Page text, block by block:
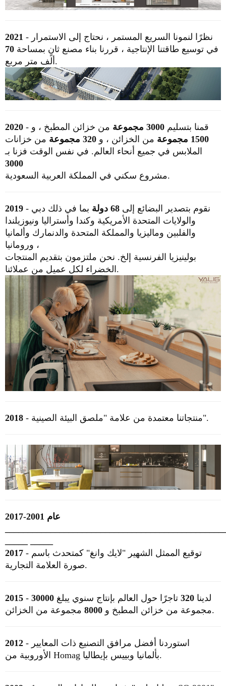
2021 - نظرًا لنمونا السريع المستمر ، نحتاج إلى الاستمرار
في توسيع طاقتنا الإنتاجية ، قررنا بناء مصنع ثانٍ بمساحة 70
ألف متر مربع.
2020 - قمنا بتسليم 3000 مجموعة
من خزائن المطبخ ، و
1500 مجموعة
من الخزائن ، و 320 مجموعة
من خزانات
الملابس في جميع أنحاء العالم. في نفس الوقت فزنا بـ
3000
مشروع سكنيفي المملكة العربية السعودية.
2019 - نقوم بتصدير البضائع إلى 68 دولة
بما في ذلك دبي
والولايات المتحدة الأمريكية وكندا وأستراليا ونيوزيلندا
والفلبين وماليزيا والمملكة المتحدة والدنمارك وألمانيا
ورومانيا ،
بولينيزيا الفرنسية إلخ. نحن ملتزمون بتقديم المنتجات
الخضراء لكل عميل من عملائنا.
2018 - منتجاتنا معتمدة من علامة "ملصق البيئة الصينية".
عام 2001-2017
2017
- توقيع الممثل الشهير "لايك وانغ" كمتحدث باسم
صورة العلامة التجارية.
2015 - لدينا 320 تاجرًا حول العالم بإنتاج سنوي يبلغ 30000
مجموعة من خزائن المطبخ و 8000 مجموعة من الخزائن.
2012 - استوردنا أفضل مرافق التصنيع ذات المعايير
الأوروبية من Homag بألمانيا وبييس بإيطاليا.